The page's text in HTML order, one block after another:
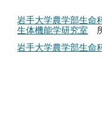
岩手大学農学部生命
生体機能学研究室
岩手大学農学部生命